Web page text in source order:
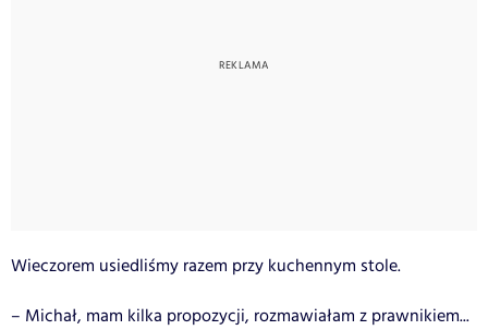
Wieczorem usiedliśmy razem przy kuchennym stole.
– Michał, mam kilka propozycji, rozmawiałam z prawnikiem...